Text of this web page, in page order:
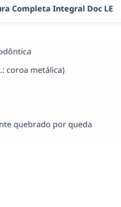
Completa Integral Doc LE
coroa metálica)
quebrado por queda